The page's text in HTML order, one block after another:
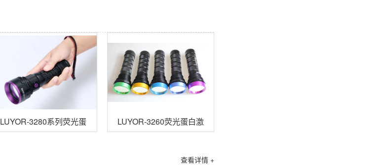
LUYOR-3280系列荧光蛋白观察手电筒LUYOR-3260荧光蛋白激发光源
查看详情 +